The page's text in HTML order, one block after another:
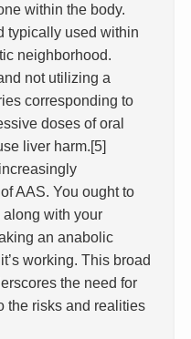
within the body.
typically used within
neighborhood.
not utilizing a
corresponding to
doses of oral
liver harm.[5]
AAS. You ought to
with your
an anabolic
working. This broad
the need for
the risks and realities